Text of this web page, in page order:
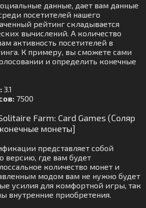
данные, дает вам данные
посетителей нашего
рейтинг складывается
вычислений. А количество
активность посетителей в
К примеру, вы сможете сами
и определить конечные
3.1
7500
Farm: Card Games (Соляр
монеты]
представляет собой
версию, где вам будет
количество монет и
модом вам не нужно будет
усилия для комфортной игры, так
внутренние приобретения.